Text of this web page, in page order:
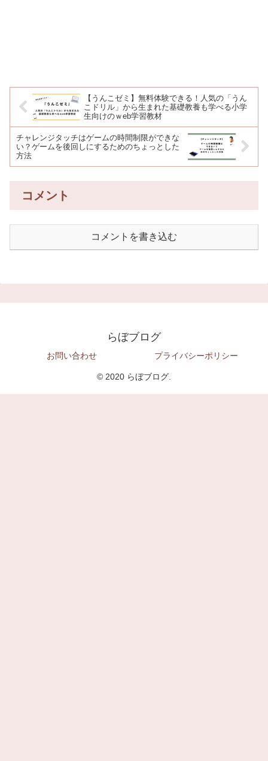
【うんこゼミ】無料体験できる！人気の「うん
こドリル」から生まれた基礎教養も学べる小学
生向けのｗeb学習教材
チャレンジタッチはゲームの時間制限ができな
い？ゲームを後回しにするためのちょっとした
方法
コメント
コメントを書き込む
らぼブログ
お問い合わせ プライバシーポリシー
© 2020 らぼブログ.